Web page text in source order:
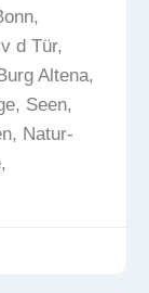
d Tür,
Altena,
Seen,
Natur-